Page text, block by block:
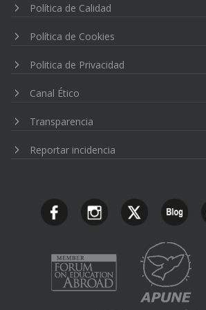
Política de Calidad
Política de Cookies
Politica de Privacidad
Canal Ético
Transparencia
Reportar incidencia